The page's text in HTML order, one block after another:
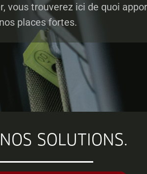
vous trouverez ici de quoi
places fortes.
solutions.